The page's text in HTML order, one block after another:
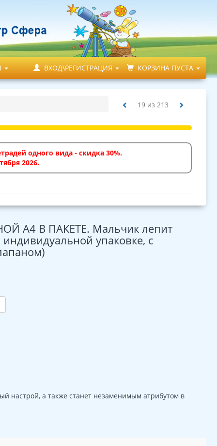
ВХОД\РЕГИСТРАЦИЯ КОРЗИНА ПУСТА
19 из 213
одного вида - скидка 30%.
2026.
А4 В ПАКЕТЕ. Мальчик лепит
индивидуальной упаковке, с
настрой, а также станет незаменимым атрибутом в